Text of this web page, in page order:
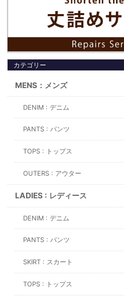
カテゴリー
MENS：メンズ
DENIM : デニム
PANTS : パンツ
TOPS : トップス
OUTERS : アウター
LADIES : レディース
DENIM : デニム
PANTS : パンツ
SKIRT : スカート
TOPS : トップス